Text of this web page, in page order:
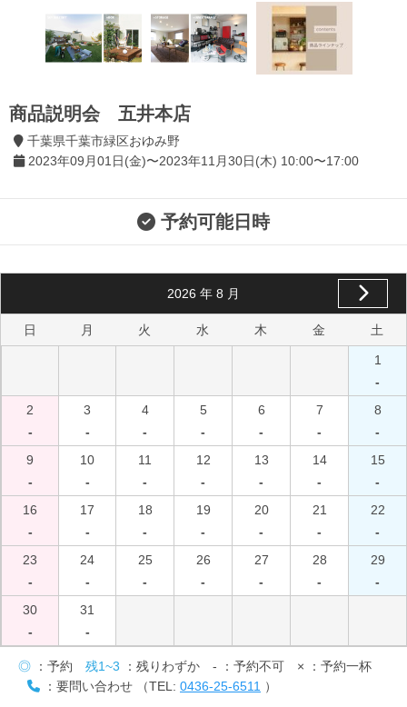
商品説明会 五井本店
千葉県千葉市緑区おゆみ野
2023年09月01日(金)〜2023年11月30日(木) 10:00〜17:00
予約可能日時
2026 年 8 月
日 月 火 水 木 金 土
1
-
2
-
3
-
4
-
5
-
6
-
7
-
8
-
9
-
10
-
11
-
12
-
13
-
14
-
15
-
16
-
17
-
18
-
19
-
20
-
21
-
22
-
23
-
24
-
25
-
26
-
27
-
28
-
29
-
30
-
31
-
◎ ：予約 残1~3 ：残りわずか - ：予約不可 × ：予約一杯
：要問い合わせ （TEL: 0436-25-6511 ）